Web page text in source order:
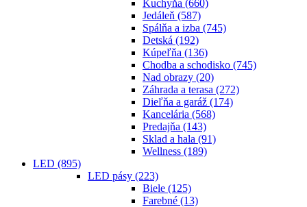
Kuchyňa (660)
Jedáleň (587)
Spálňa a izba (745)
Detská (192)
Kúpeľňa (136)
Chodba a schodisko (745)
Nad obrazy (20)
Záhrada a terasa (272)
Dieľňa a garáž (174)
Kancelária (568)
Predajňa (143)
Sklad a hala (91)
Wellness (189)
LED (895)
LED pásy (223)
Biele (125)
Farebné (13)